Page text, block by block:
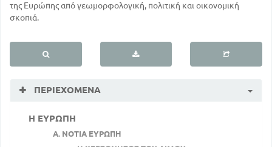
της Ευρώπης από γεωμορφολογική, πολιτική και οικονομική
σκοπιά.
ΠΕΡΙΕΧΌΜΕΝΑ
Η ΕΥΡΩΠΗ
Α. ΝΟΤΙΑ ΕΥΡΩΠΗ